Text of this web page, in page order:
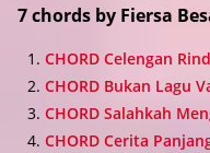
7 chords by Fiersa
CHORD Celengan
CHORD Bukan Lagu
CHORD Salahkah
CHORD Cerita